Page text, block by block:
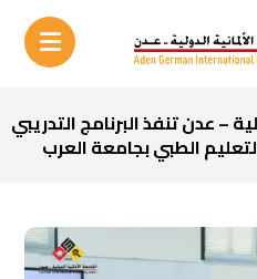
– عدن تنفذ البرنامج التدريبي
الطبي بجامعة العرب